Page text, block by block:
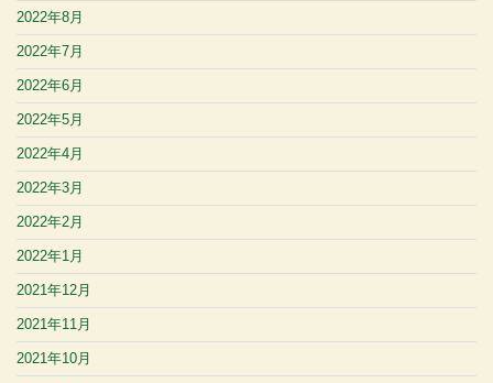
2022年8月
2022年7月
2022年6月
2022年5月
2022年4月
2022年3月
2022年2月
2022年1月
2021年12月
2021年11月
2021年10月